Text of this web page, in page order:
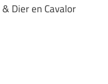
Dier en Cavalor